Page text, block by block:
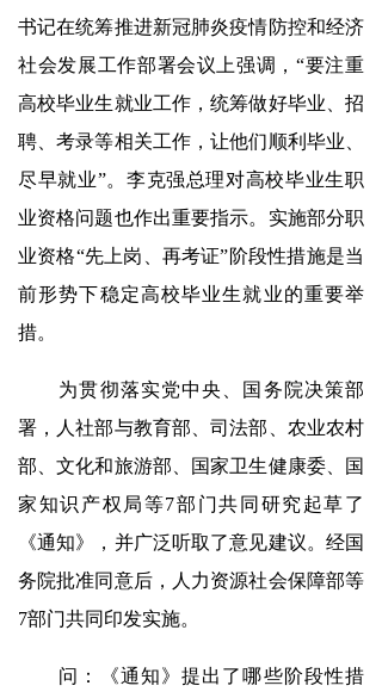
书记在统筹推进新冠肺炎疫情防控和经济
社会发展工作部署会议上强调，“要注重
高校毕业生就业工作，统筹做好毕业、招
聘、考录等相关工作，让他们顺利毕业、
尽早就业”。李克强总理对高校毕业生职
业资格问题也作出重要指示。实施部分职
业资格“先上岗、再考证”阶段性措施是当
前形势下稳定高校毕业生就业的重要举
措。
为贯彻落实党中央、国务院决策部
署，人社部与教育部、司法部、农业农村
部、文化和旅游部、国家卫生健康委、国
家知识产权局等7部门共同研究起草了
《通知》，并广泛听取了意见建议。经国
务院批准同意后，人力资源社会保障部等
7部门共同印发实施。
问：《通知》提出了哪些阶段性措